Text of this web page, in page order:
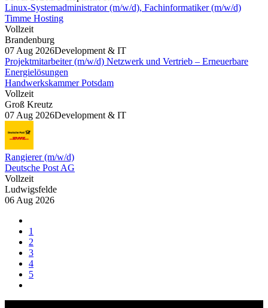
Linux-Systemadministrator (m/w/d), Fachinformatiker (m/w/d)
Timme Hosting
Vollzeit
Brandenburg
07 Aug 2026Development & IT
Projektmitarbeiter (m/w/d) Netzwerk und Vertrieb – Erneuerbare
Energielösungen
Handwerkskammer Potsdam
Vollzeit
Groß Kreutz
07 Aug 2026Development & IT
Rangierer (m/w/d)
Deutsche Post AG
Vollzeit
Ludwigsfelde
06 Aug 2026
1
2
3
4
5